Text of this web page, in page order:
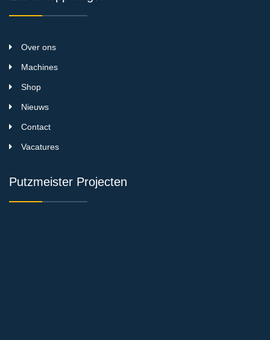
Over ons
Machines
Shop
Nieuws
Contact
Vacatures
Putzmeister Projecten